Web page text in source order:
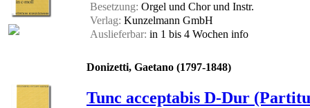
Besetzung: Orgel und Chor und Instr.
Verlag: Kunzelmann GmbH
Auslieferbar: in 1 bis 4 Wochen info
Donizetti, Gaetano (1797-1848)
Tunc acceptabis D-Dur